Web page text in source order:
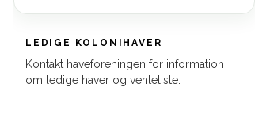
LEDIGE KOLONIHAVER
Kontakt haveforeningen for information
om ledige haver og venteliste.